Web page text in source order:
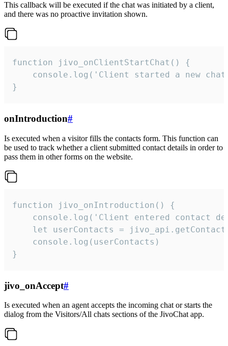
This callback will be executed if the chat was initiated by a client,
and there was no proactive invitation shown.
function jivo_onClientStartChat() {
console.log('Client started a new
}
onIntroduction#
Is executed when a visitor fills the contacts form. This function can
be used to track whether a client submitted contact details in order to
pass them in other forms on the website.
function jivo_onIntroduction() {
console.log('Client entered contact
let userContacts =
    console.log(userContacts)
}
jivo_onAccept#
Is executed when an agent accepts the incoming chat or starts the
dialog from the Visitors/All chats sections of the JivoChat app.